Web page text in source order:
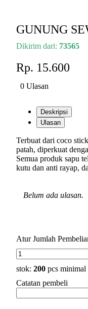
GUNUNG
Dikirim dari: 73565
Rp. 15.600
0 Ulasan
Deskripsi
Ulasan
Terbuat dari coco
patah, diperkuat
Semua produk sapu
kutu dan anti rayap,
Belum ada ulasan.
Atur Jumlah
stok: 200 pcs minimal
Catatan pembeli